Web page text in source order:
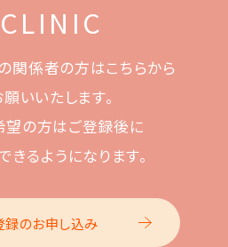
関係者の方はこちらから
いいたします。
の方はご登録後に
きるようになります。
録のお申し込み